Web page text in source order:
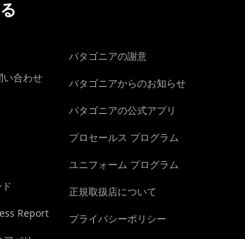
い合わせ
Report
パタゴニアの謝意
パタゴニアからのお知らせ
パタゴニアの公式アプリ
プロセールス プログラム
ユニフォーム プログラム
正規取扱店について
プライバシーポリシー